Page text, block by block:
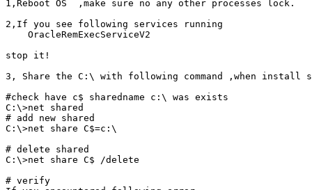
1,Reboot OS  ,make sure no any other processes lock.
2,If you see following services running
OracleRemExecServiceV2
stop it!
3, Share the C:\ with following command ,when install
#check have c$ sharedname c:\ was exists
C:\>net shared
# add new shared
C:\>net share C$=c:\
# delete shared
C:\>net share C$ /delete
# verify